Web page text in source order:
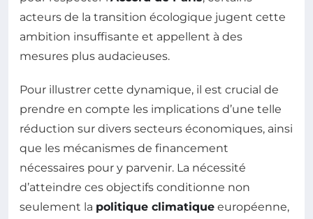
acteurs de la transition écologique jugent cette
ambition insuffisante et appellent à des
mesures plus audacieuses.
Pour illustrer cette dynamique, il est crucial de
prendre en compte les implications d’une telle
réduction sur divers secteurs économiques, ainsi
que les mécanismes de financement
nécessaires pour y parvenir. La nécessité
d’atteindre ces objectifs conditionne non
seulement la politique climatique européenne,